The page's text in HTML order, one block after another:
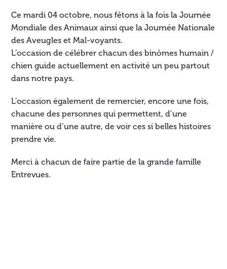
Ce mardi 04 octobre, nous fêtons à la fois la Journée
Mondiale des Animaux ainsi que la Journée Nationale
des Aveugles et Mal-voyants.
L’occasion de célébrer chacun des binômes humain /
chien guide actuellement en activité un peu partout
dans notre pays.
L’occasion également de remercier, encore une fois,
chacune des personnes qui permettent, d’une
manière ou d’une autre, de voir ces si belles histoires
prendre vie.
Merci à chacun de faire partie de la grande famille
Entrevues.